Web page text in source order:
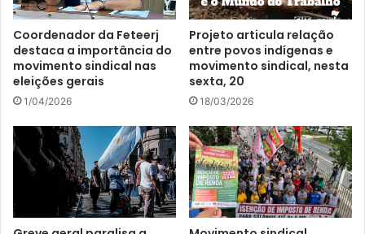
Coordenador da Feteerj
destaca a importância do
movimento sindical nas
eleições gerais
1/04/2026
Projeto articula relação
entre povos indígenas e
movimento sindical, nesta
sexta, 20
18/03/2026